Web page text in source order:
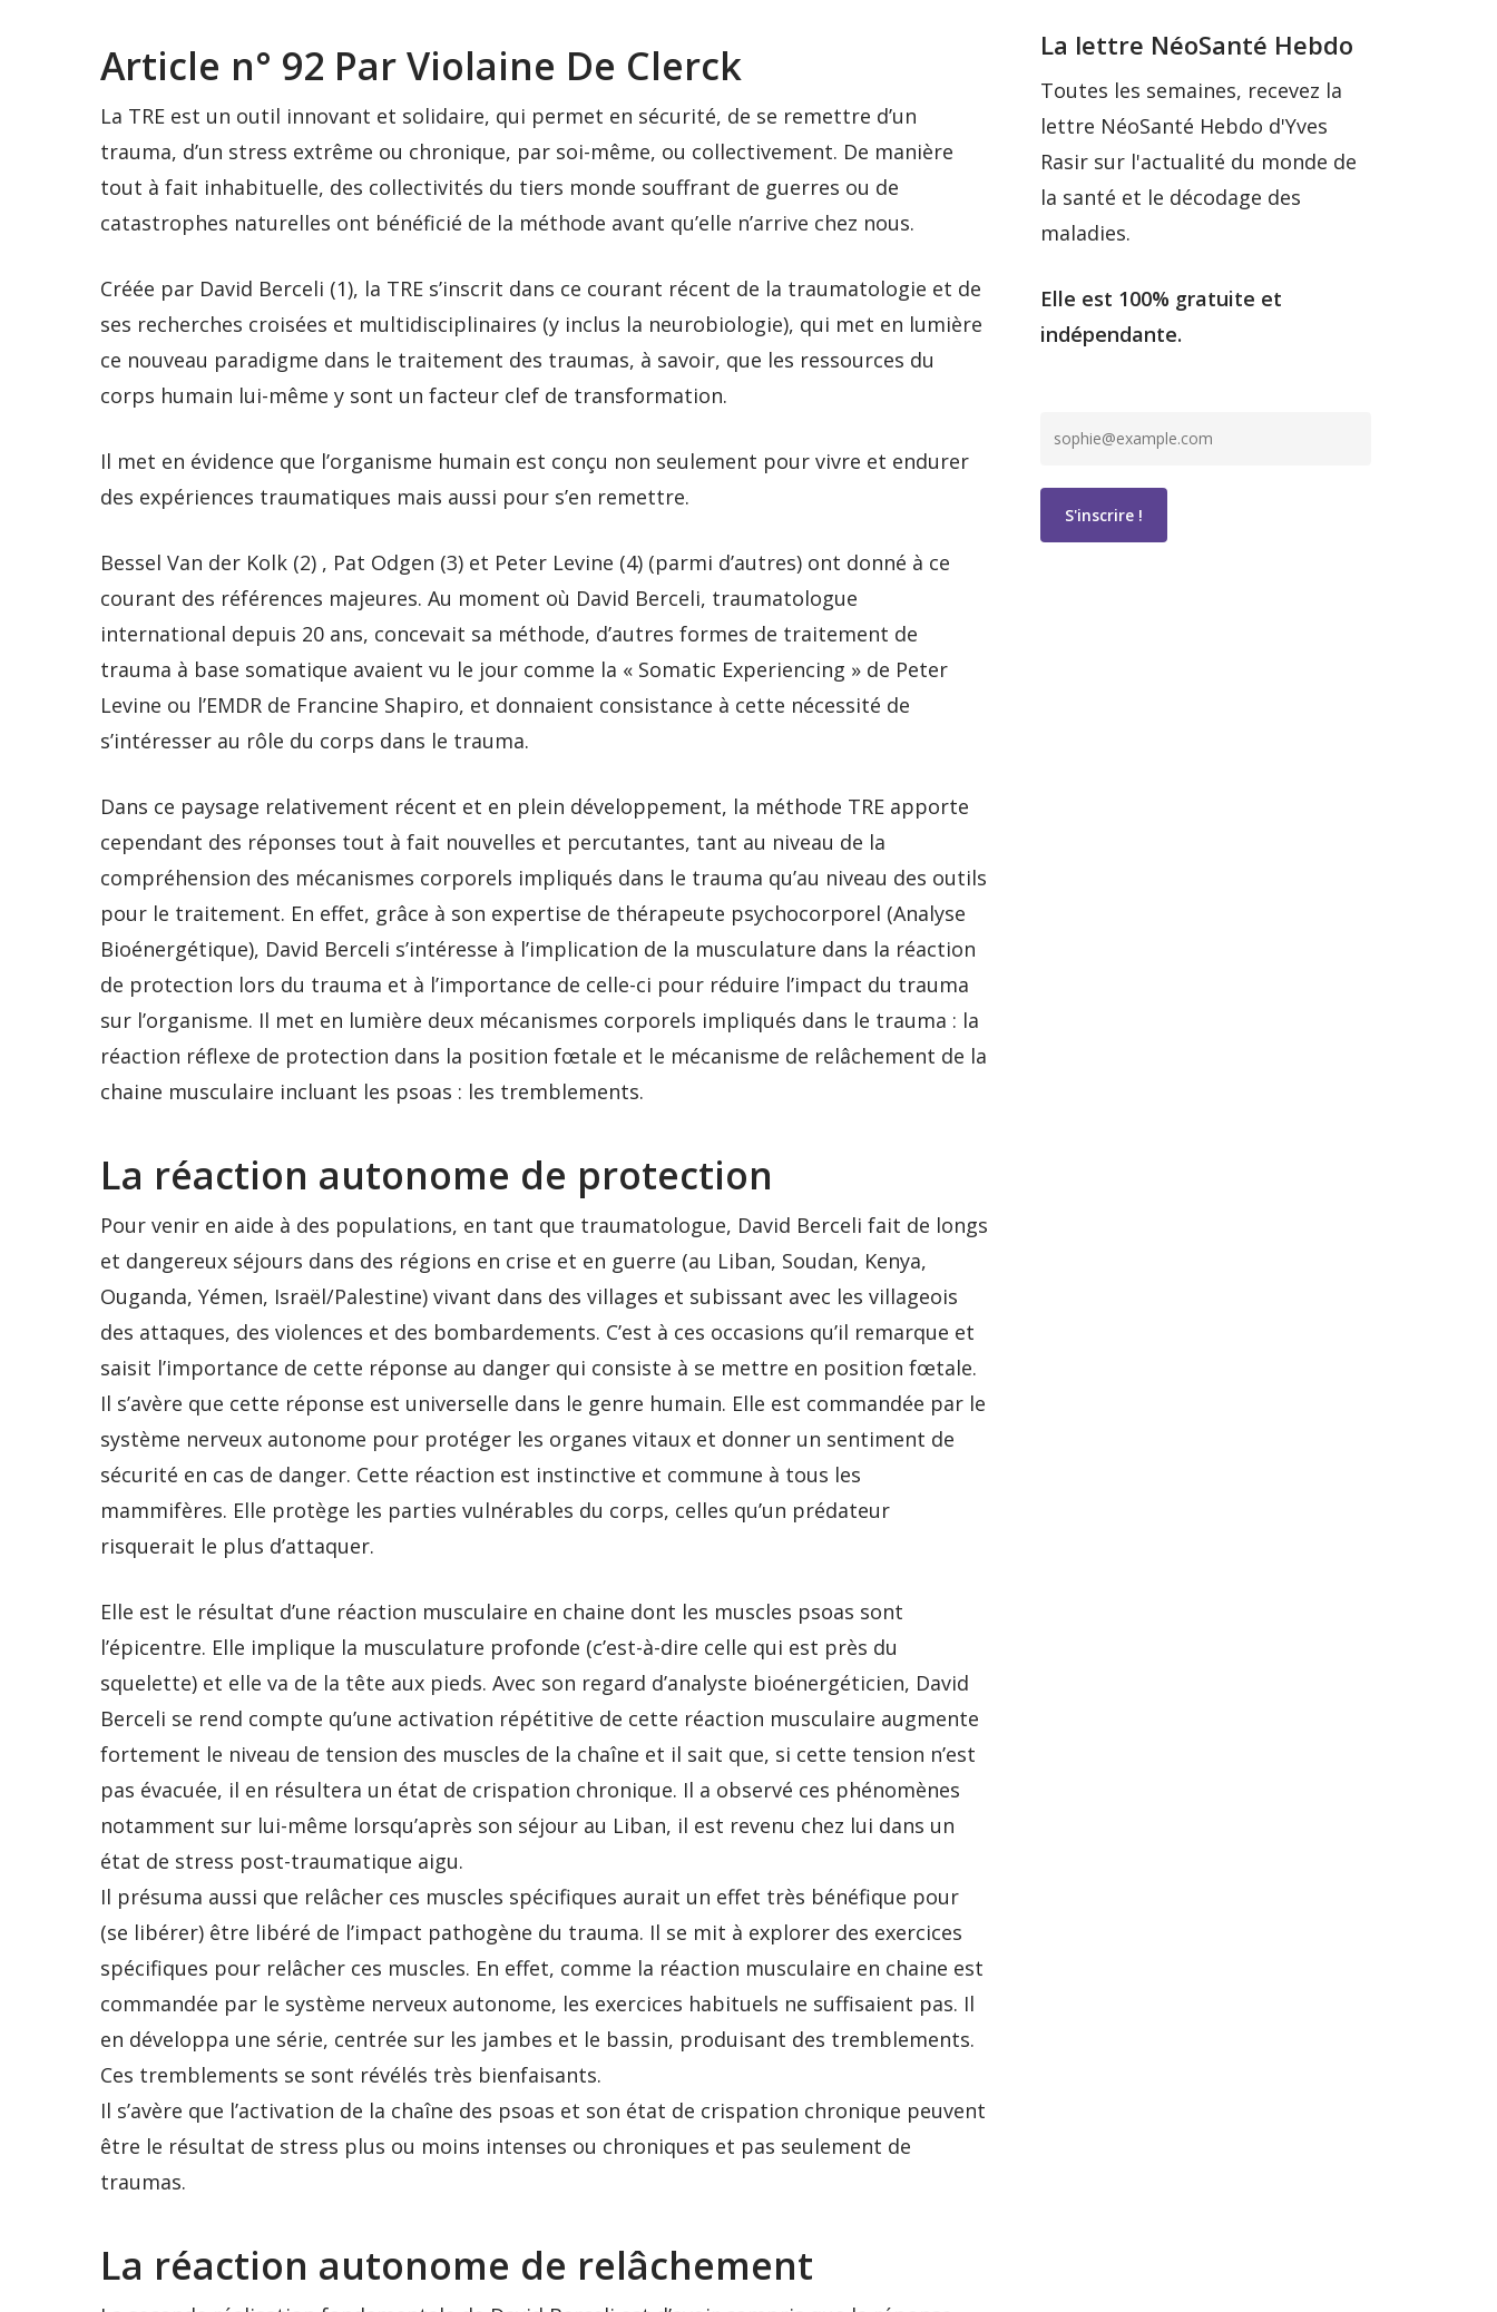
Article n° 92 Par Violaine De Clerck
La TRE est un outil innovant et solidaire, qui permet en sécurité, de se remettre d’un
trauma, d’un stress extrême ou chronique, par soi-même, ou collectivement. De manière
tout à fait inhabituelle, des collectivités du tiers monde souffrant de guerres ou de
catastrophes naturelles ont bénéficié de la méthode avant qu’elle n’arrive chez nous.
Créée par David Berceli (1), la TRE s’inscrit dans ce courant récent de la traumatologie et de
ses recherches croisées et multidisciplinaires (y inclus la neurobiologie), qui met en lumière
ce nouveau paradigme dans le traitement des traumas, à savoir, que les ressources du
corps humain lui-même y sont un facteur clef de transformation.
Il met en évidence que l’organisme humain est conçu non seulement pour vivre et endurer
des expériences traumatiques mais aussi pour s’en remettre.
Bessel Van der Kolk (2) , Pat Odgen (3) et Peter Levine (4) (parmi d’autres) ont donné à ce
courant des références majeures. Au moment où David Berceli, traumatologue
international depuis 20 ans, concevait sa méthode, d’autres formes de traitement de
trauma à base somatique avaient vu le jour comme la « Somatic Experiencing » de Peter
Levine ou l’EMDR de Francine Shapiro, et donnaient consistance à cette nécessité de
s’intéresser au rôle du corps dans le trauma.
Dans ce paysage relativement récent et en plein développement, la méthode TRE apporte
cependant des réponses tout à fait nouvelles et percutantes, tant au niveau de la
compréhension des mécanismes corporels impliqués dans le trauma qu’au niveau des outils
pour le traitement. En effet, grâce à son expertise de thérapeute psychocorporel (Analyse
Bioénergétique), David Berceli s’intéresse à l’implication de la musculature dans la réaction
de protection lors du trauma et à l’importance de celle-ci pour réduire l’impact du trauma
sur l’organisme. Il met en lumière deux mécanismes corporels impliqués dans le trauma : la
réaction réflexe de protection dans la position fœtale et le mécanisme de relâchement de la
chaine musculaire incluant les psoas : les tremblements.
La réaction autonome de protection
Pour venir en aide à des populations, en tant que traumatologue, David Berceli fait de longs
et dangereux séjours dans des régions en crise et en guerre (au Liban, Soudan, Kenya,
Ouganda, Yémen, Israël/Palestine) vivant dans des villages et subissant avec les villageois
des attaques, des violences et des bombardements. C’est à ces occasions qu’il remarque et
saisit l’importance de cette réponse au danger qui consiste à se mettre en position fœtale.
Il s’avère que cette réponse est universelle dans le genre humain. Elle est commandée par le
système nerveux autonome pour protéger les organes vitaux et donner un sentiment de
sécurité en cas de danger. Cette réaction est instinctive et commune à tous les
mammifères. Elle protège les parties vulnérables du corps, celles qu’un prédateur
risquerait le plus d’attaquer.
Elle est le résultat d’une réaction musculaire en chaine dont les muscles psoas sont
l’épicentre. Elle implique la musculature profonde (c’est-à-dire celle qui est près du
squelette) et elle va de la tête aux pieds. Avec son regard d’analyste bioénergéticien, David
Berceli se rend compte qu’une activation répétitive de cette réaction musculaire augmente
fortement le niveau de tension des muscles de la chaîne et il sait que, si cette tension n’est
pas évacuée, il en résultera un état de crispation chronique. Il a observé ces phénomènes
notamment sur lui-même lorsqu’après son séjour au Liban, il est revenu chez lui dans un
état de stress post-traumatique aigu.
Il présuma aussi que relâcher ces muscles spécifiques aurait un effet très bénéfique pour
(se libérer) être libéré de l’impact pathogène du trauma. Il se mit à explorer des exercices
spécifiques pour relâcher ces muscles. En effet, comme la réaction musculaire en chaine est
commandée par le système nerveux autonome, les exercices habituels ne suffisaient pas. Il
en développa une série, centrée sur les jambes et le bassin, produisant des tremblements.
Ces tremblements se sont révélés très bienfaisants.
Il s’avère que l’activation de la chaîne des psoas et son état de crispation chronique peuvent
être le résultat de stress plus ou moins intenses ou chroniques et pas seulement de
traumas.
La réaction autonome de relâchement
La lettre NéoSanté Hebdo
Toutes les semaines, recevez la
lettre NéoSanté Hebdo d'Yves
Rasir sur l'actualité du monde de
la santé et le décodage des
maladies.
Elle est 100% gratuite et
indépendante.